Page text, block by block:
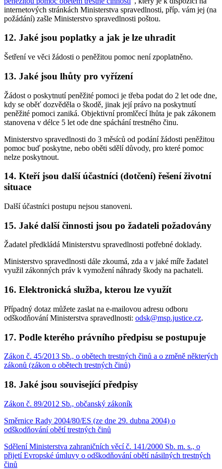
internetových stránkách Ministerstva spravedlnosti, příp. vám jej (na
požádání) zašle Ministerstvo spravedlnosti poštou.
12. Jaké jsou poplatky a jak je lze uhradit
Šetření ve věci žádosti o peněžitou pomoc není zpoplatněno.
13. Jaké jsou lhůty pro vyřízení
Žádost o poskytnutí peněžité pomoci je třeba podat do 2 let ode dne,
kdy se oběť dozvěděla o škodě, jinak její právo na poskytnutí
peněžité pomoci zaniká. Objektivní promlčecí lhůta je pak zákonem
stanovena v délce 5 let ode dne spáchání trestného činu.
Ministerstvo spravedlnosti do 3 měsíců od podání žádosti peněžitou
pomoc buď poskytne, nebo oběti sdělí důvody, pro které pomoc
nelze poskytnout.
14. Kteří jsou další účastníci (dotčení) řešení životní
situace
Další účastníci postupu nejsou stanoveni.
15. Jaké další činnosti jsou po žadateli požadovány
Žadatel předkládá Ministerstvu spravedlnosti potřebné doklady.
Ministerstvo spravedlnosti dále zkoumá, zda a v jaké míře žadatel
využil zákonných práv k vymožení náhrady škody na pachateli.
16. Elektronická služba, kterou lze využít
Případný dotaz můžete zaslat na e-mailovou adresu odboru
odškodňování Ministerstva spravedlnosti: odsk@msp.justice.cz.
17. Podle kterého právního předpisu se postupuje
Zákon č. 45/2013 Sb., o obětech trestných činů a o změně některých
zákonů (zákon o obětech trestných činů)
18. Jaké jsou související předpisy
Zákon č. 89/2012 Sb., občanský zákoník
Směrnice Rady 2004/80/ES (ze dne 29. dubna 2004) o
odškodňování obětí trestných činů
Sdělení Ministerstva zahraničních věcí č. 141/2000 Sb. m. s., o
přijetí Evropské úmluvy o odškodňování obětí násilných trestných
činů